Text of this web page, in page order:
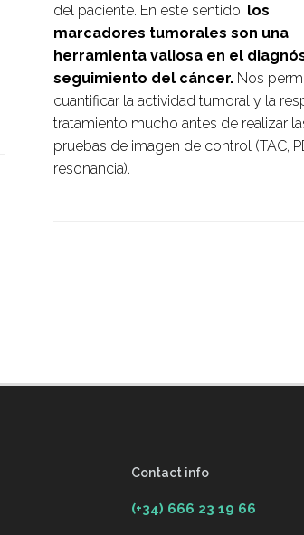
del paciente. En este sentido, los
marcadores tumorales son una
herramienta valiosa en el
seguimiento del cáncer. Nos
cuantificar la actividad tumoral y la
tratamiento mucho antes de realizar
pruebas de imagen de control (TAC,
resonancia).
Contact info
(+34) 666 23 19 66